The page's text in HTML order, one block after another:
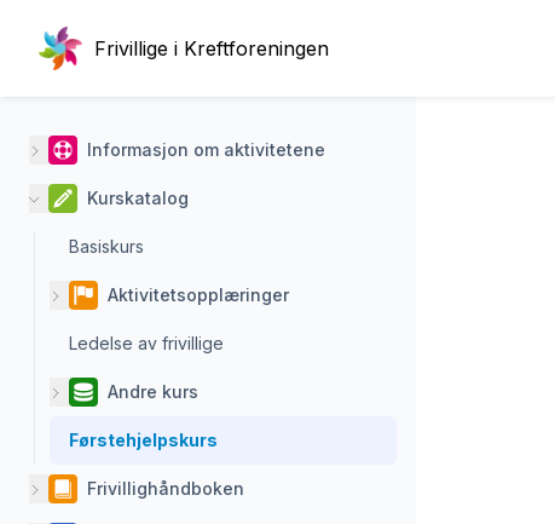
Frivillige i Kreftforeningen
Informasjon om aktivitetene
Kurskatalog
Basiskurs
Aktivitetsopplæringer
Ledelse av frivillige
Andre kurs
Førstehjelpskurs
Frivillighåndboken